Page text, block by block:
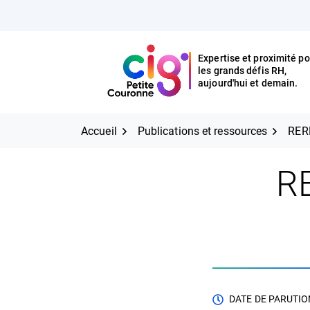
CIG Petite Couronne
Expertise et proximité
les grands défis RH,
aujourd'hui et demain.
CIG Petite Couronne
Expertise et proximité pour
les grands défis RH,
aujourd'hui et demain.
Accueil Publications et ressources
DATE DE